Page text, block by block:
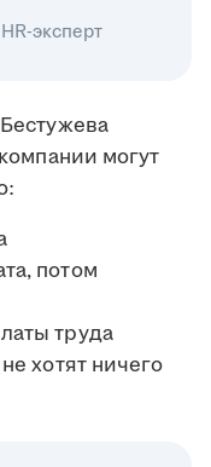
эксперт
могут
потом
труда
хотят ничего